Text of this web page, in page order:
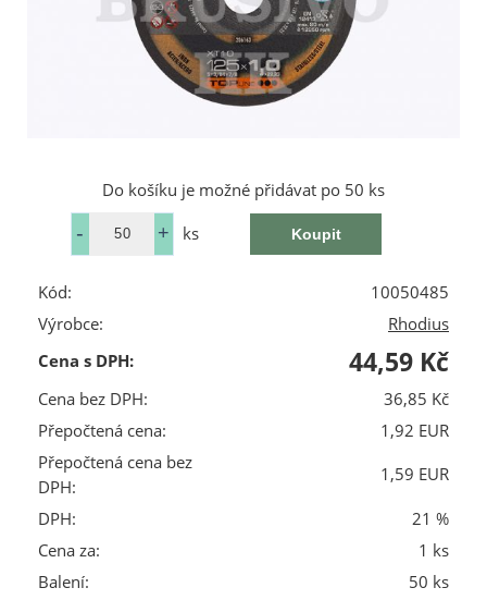
Do košíku je možné přidávat po 50 ks
ks
Kód:
10050485
Výrobce:
Rhodius
Cena s DPH:
44,59 Kč
Cena bez DPH:
36,85 Kč
Přepočtená cena:
1,92 EUR
Přepočtená cena bez
DPH:
1,59 EUR
DPH:
21 %
Cena za:
1 ks
Balení:
50 ks